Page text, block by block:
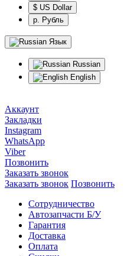
$ US Dollar
р. Рубль
Язык
Russian
English
Аккаунт
Закладки
Instagram
WhatsApp
Viber
Позвонить
Заказать звонок
Заказать звонок Позвонить
Сотрудничество
Автозапчасти Б/У
Гарантия
Доставка
Оплата